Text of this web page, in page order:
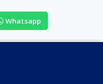
Whatsapp